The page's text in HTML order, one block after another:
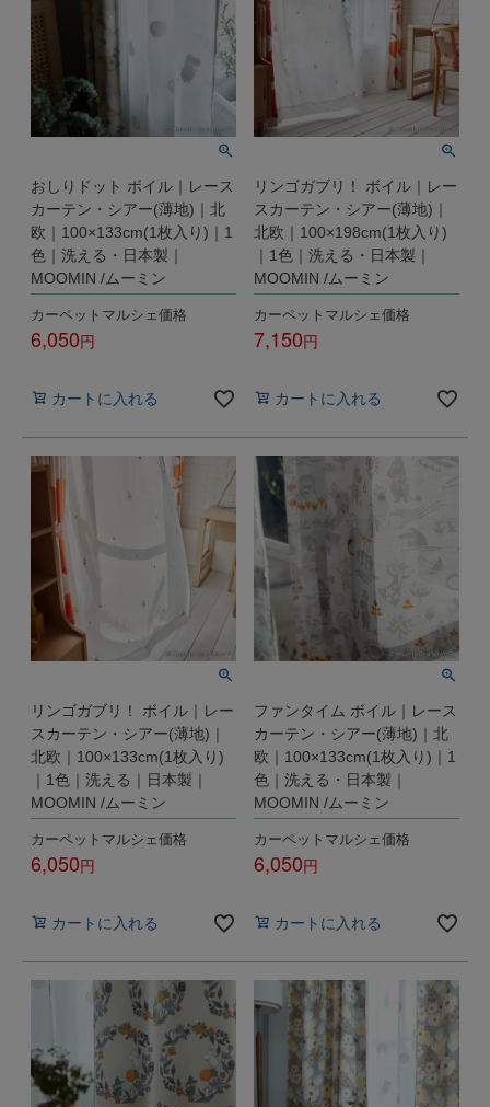
おしりドット ボイル｜レース
カーテン・シアー(薄地)｜北
欧｜100×133cm(1枚入り)｜1
色｜洗える・日本製｜
MOOMIN /ムーミン
カーペットマルシェ価格
6,050
カートに入れる
リンゴガブリ！ ボイル｜レー
スカーテン・シアー(薄地)｜
北欧｜100×198cm(1枚入り)
｜1色｜洗える・日本製｜
MOOMIN /ムーミン
カーペットマルシェ価格
7,150
カートに入れる
リンゴガブリ！ ボイル｜レー
スカーテン・シアー(薄地)｜
北欧｜100×133cm(1枚入り)
｜1色｜洗える｜日本製｜
MOOMIN /ムーミン
カーペットマルシェ価格
6,050
カートに入れる
ファンタイム ボイル｜レース
カーテン・シアー(薄地)｜北
欧｜100×133cm(1枚入り)｜1
色｜洗える・日本製｜
MOOMIN /ムーミン
カーペットマルシェ価格
6,050
カートに入れる